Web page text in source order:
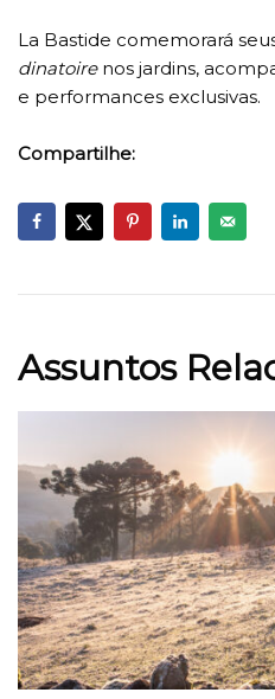
La Bastide comemorará
dinatoirenos jardins,
e performances exclusivas.
Compartilhe:
Assuntos